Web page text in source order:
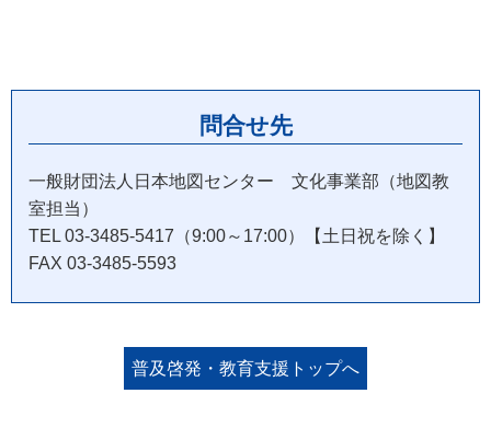
問合せ先
一般財団法人日本地図センター 文化事業部（地図教
室担当）
TEL 03-3485-5417（9:00～17:00）【土日祝を除く】
FAX 03-3485-5593
普及啓発・教育支援トップへ